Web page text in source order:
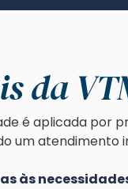
da
é aplicada por
um atendimento
às